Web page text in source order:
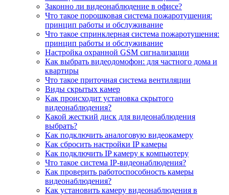
Законно ли видеонаблюдение в офисе?
Что такое порошковая система пожаротушения:
принцип работы и обслуживание
Что такое спринклерная система пожаротушения:
принцип работы и обслуживание
Настройка охранной GSM сигнализации
Как выбрать видеодомофон: для частного дома и
квартиры
Что такое приточная система вентиляции
Виды скрытых камер
Как происходит установка скрытого
видеонаблюдения?
Какой жесткий диск для видеонаблюдения
выбрать?
Как подключить аналоговую видеокамеру
Как сбросить настройки IP камеры
Как подключить IP камеру к компьютеру
Что такое система IP-видеонаблюдения?
Как проверить работоспособность камеры
видеонаблюдения?
Как установить камеру видеонаблюдения в